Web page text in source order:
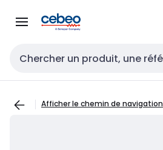
navigationau
Entrée de recherche
Afficher le chemin de navigation